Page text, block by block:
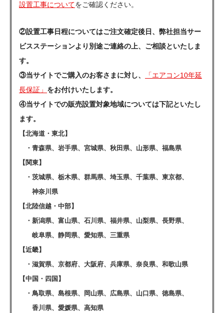
設置工事についてをご確認ください。
②設置工事日程についてはご注文確定後日、弊社担当サー
ビスステーションより別途ご連絡の上、ご相談といたしま
す。
③当サイトでご購入のお客さまに対し、
「エアコン10年延
長保証」 をお付けいたします。
④当サイトでの販売設置対象地域については下記といたし
ます。
【北海道・東北】
・青森県、岩手県、宮城県、秋田県、山形県、福島県
【関東】
・茨城県、栃木県、群馬県、埼玉県、千葉県、東京都、
神奈川県
【北陸信越・中部】
・新潟県、富山県、石川県、福井県、山梨県、長野県、
岐阜県、静岡県、愛知県、三重県
【近畿】
・滋賀県、京都府、大阪府、兵庫県、奈良県、和歌山県
【中国・四国】
・鳥取県、島根県、岡山県、広島県、山口県、徳島県、
香川県、愛媛県、高知県